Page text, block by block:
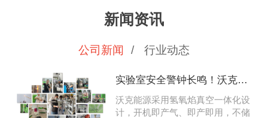
新闻资讯
公司新闻 / 行业动态
实验室安全警钟长鸣！沃克能源筑牢石英管封管安全防线
沃克能源采用氢氧焰真空一体化设
计，开机即产气、即产即用，不储